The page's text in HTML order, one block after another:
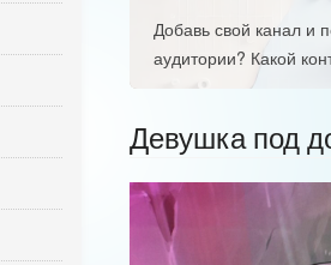
Добавь свой канал и
аудитории? Какой
Девушка под